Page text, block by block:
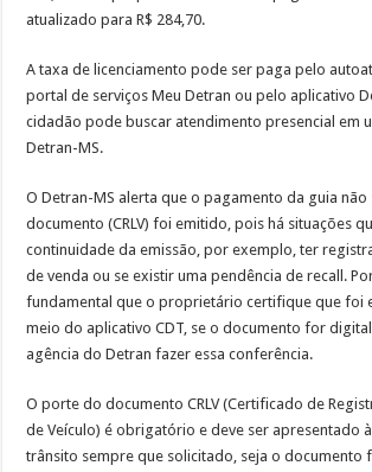
atualizado para R$ 284,70.
A taxa de licenciamento pode ser paga pelo
portal de serviços Meu Detran ou pelo aplicativo
cidadão pode buscar atendimento presencial em
Detran-MS.
O Detran-MS alerta que o pagamento da guia não
documento (CRLV) foi emitido, pois há situações
continuidade da emissão, por exemplo, ter
de venda ou se existir uma pendência de recall.
fundamental que o proprietário certifique que foi
meio do aplicativo CDT, se o documento for
agência do Detran fazer essa conferência.
O porte do documento CRLV (Certificado de
de Veículo) é obrigatório e deve ser apresentado
trânsito sempre que solicitado, seja o documento